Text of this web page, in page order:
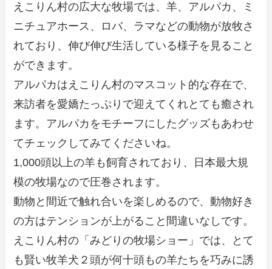
えこりん村の広大な牧場では、羊、アルパカ、ミ
ニチュアホース、ロバ、ラマなどの動物が放牧さ
れており、伸び伸び生活している様子を見ること
ができます。
アルパカはえこりん村のマスコット的な存在で、
来訪者を愛嬌たっぷりで迎えてくれとても癒され
ます。アルパカをモチーフにしたグッズもあわせ
てチェックしてみてくださいね。
1,000頭以上の羊も飼育されており、日本最大規
模の牧場なので圧巻されます。
動物と間近で触れ合いを楽しめるので、動物好き
の方はテンションが上がること間違いなしです。
えこりん村の「みどりの牧場ショー」では、とて
も賢い牧羊犬２頭が何十頭もの羊たちを巧みに誘